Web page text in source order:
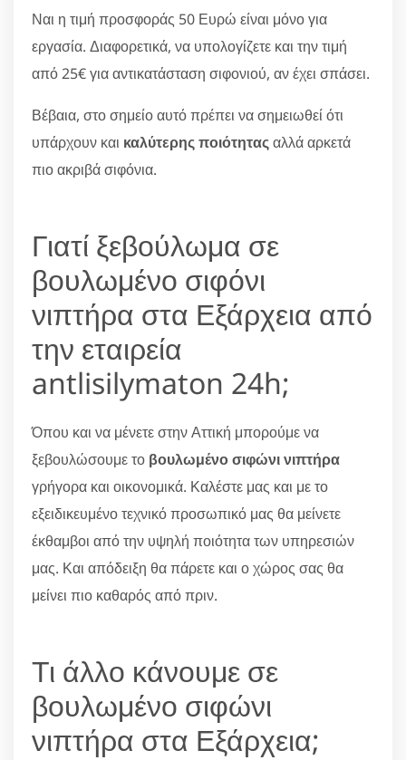
Ναι η τιμή προσφοράς 50 Ευρώ είναι μόνο για
εργασία. Διαφορετικά, να υπολογίζετε και την τιμή
από 25€ για αντικατάσταση σιφονιού, αν έχει σπάσει.
Βέβαια, στο σημείο αυτό πρέπει να σημειωθεί ότι
υπάρχουν και καλύτερης ποιότηταςαλλά αρκετά
πιο ακριβά σιφόνια.
Γιατί ξεβούλωμα σε
βουλωμένο σιφόνι
νιπτήρα στα Εξάρχεια από
την εταιρεία
antlisilymaton 24h;
Όπου και να μένετε στην Αττική μπορούμε να
ξεβουλώσουμε το βουλωμένο σιφώνι νιπτήρα
γρήγορα και οικονομικά. Καλέστε μας και με το
εξειδικευμένο τεχνικό προσωπικό μας θα μείνετε
έκθαμβοι από την υψηλή ποιότητα των υπηρεσιών
μας. Και απόδειξη θα πάρετε και ο χώρος σας θα
μείνει πιο καθαρός από πριν.
Τι άλλο κάνουμε σε
βουλωμένο σιφώνι
νιπτήρα στα Εξάρχεια;